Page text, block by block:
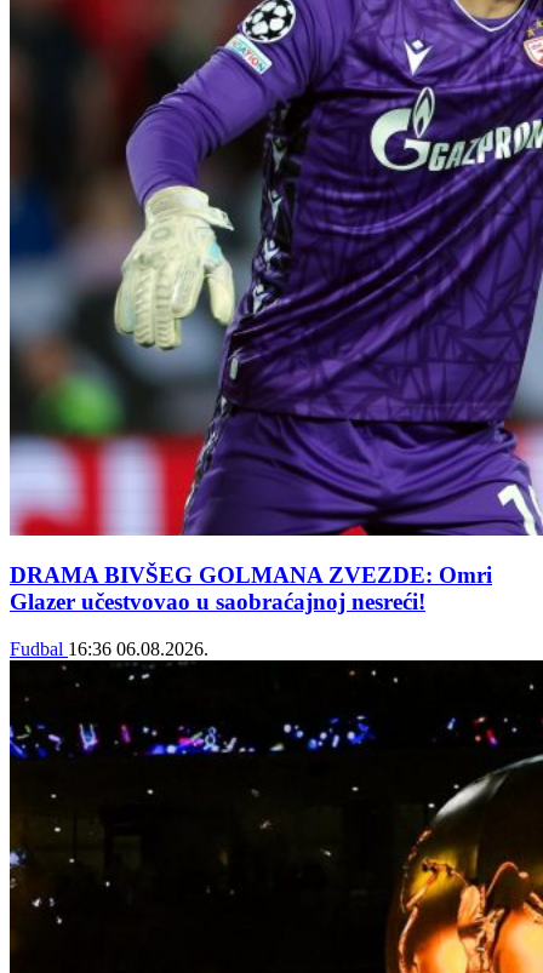
DRAMA BIVŠEG GOLMANA ZVEZDE: Omri
Glazer učestvovao u saobraćajnoj nesreći!
Fudbal 16:36 06.08.2026.